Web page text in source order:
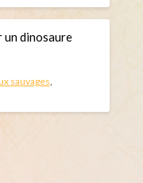
un dinosaure
sauvages,